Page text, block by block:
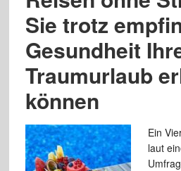
Sie trotz
Gesundheit
Traumurlaub
können
Ein
laut